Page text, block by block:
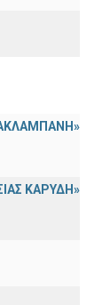
ΚΑΡΥΔΗ»